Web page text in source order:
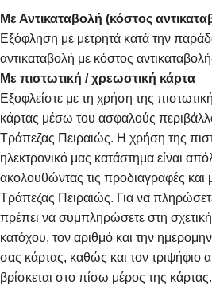
Με Αντικαταβολή (κόστος
Εξόφληση με μετρητά κατά την
αντικαταβολή με κόστος
Με πιστωτική / χρεωστική κάρτα
Εξοφλείστε με τη χρήση της
κάρτας μέσω του ασφαλούς
Τράπεζας Πειραιώς. Η χρήση της
ηλεκτρονικό μας κατάστημα είναι
ακολουθώντας τις προδιαγραφές και
Τράπεζας Πειραιώς. Για να
πρέπει να συμπληρώσετε στη
κατόχου, τον αριθμό και την
σας κάρτας, καθώς και τον τριψήφιο
βρίσκεται στο πίσω μέρος της κάρτας.